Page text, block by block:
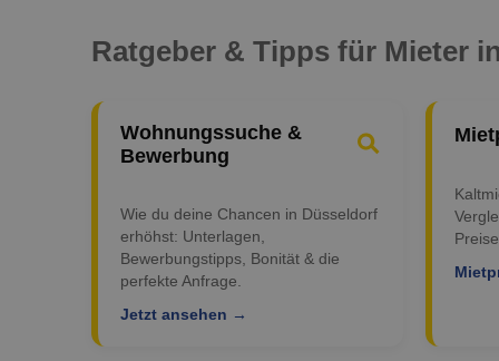
Ratgeber & Tipps für Mieter
Wohnungssuche &
Bewerbung
Wie du deine Chancen in Düsseldorf
erhöhst: Unterlagen,
Bewerbungstipps, Bonität & die
perfekte Anfrage.
Jetzt ansehen →